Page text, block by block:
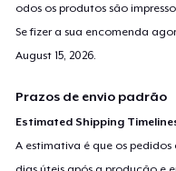
odos os produtos são
Se fizer a sua encomenda
August 15, 2026.
Prazos de envio padrão
Estimated Shipping
A estimativa é que os pedidos